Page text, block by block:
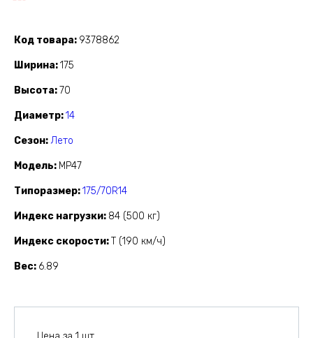
Код товара 9378862
Ширина 175
Высота 70
Диаметр 14
Сезон Лето
Модель MP47
Типоразмер 175/70R14
Индекс нагрузки 84 (500 кг)
Индекс скорости T (190 км/ч)
Вес 6.89